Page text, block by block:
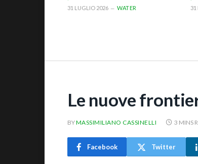
31 LUGLIO 2026 WATER 31
Le nuove
BYMASSIMILIANO CASSINELLI 3 MINS
Facebook Twitter